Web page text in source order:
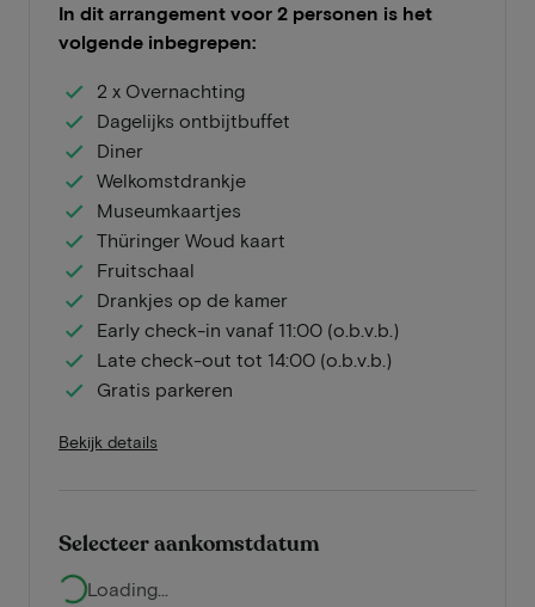
In dit arrangement voor 2 personen is het
volgende inbegrepen:
2 x Overnachting
Dagelijks ontbijtbuffet
Diner
Welkomstdrankje
Museumkaartjes
Thüringer Woud kaart
Fruitschaal
Drankjes op de kamer
Early check-in vanaf 11:00 (o.b.v.b.)
Late check-out tot 14:00 (o.b.v.b.)
Gratis parkeren
Bekijk details
Selecteer aankomstdatum
Loading...